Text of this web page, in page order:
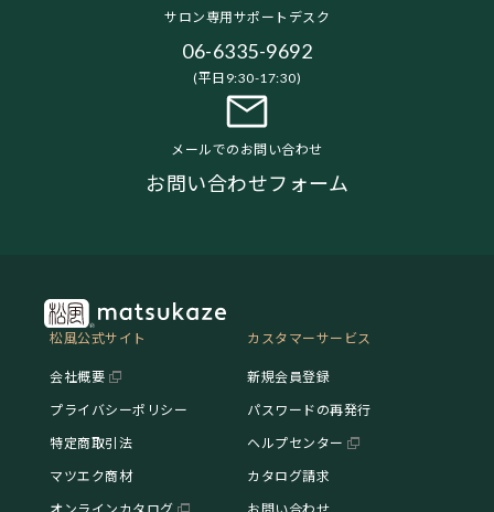
サロン専用サポートデスク
06-6335-9692
(平日9:30-17:30)
メールでのお問い合わせ
お問い合わせフォーム
松風公式サイト
会社概要
プライバシーポリシー
特定商取引法
マツエク商材
オンラインカタログ
カスタマーサービス
新規会員登録
パスワードの再発行
ヘルプセンター
カタログ請求
お問い合わせ